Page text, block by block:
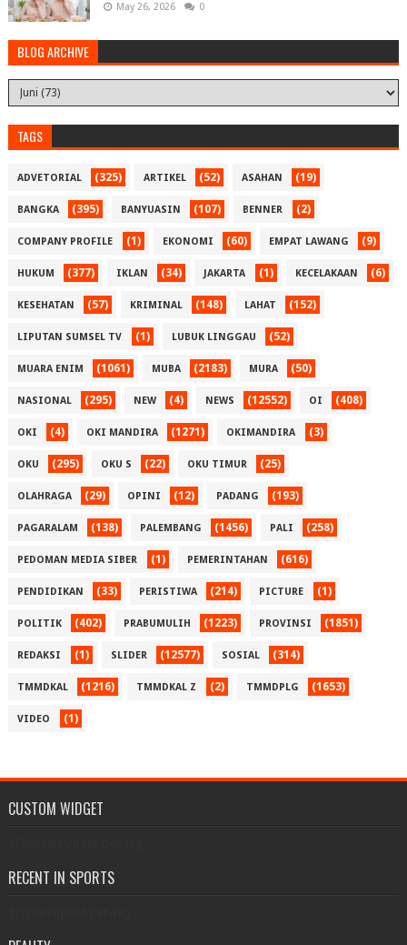
May 26, 2026 0
BLOG ARCHIVE
TAGS
ADVETORIAL (325) ARTIKEL (52) ASAHAN (19)
BANGKA (395) BANYUASIN (107) BENNER (2)
COMPANY PROFILE (1) EKONOMI (60) EMPAT LAWANG (9)
HUKUM (377) IKLAN (34) JAKARTA (1) KECELAKAAN (6)
KESEHATAN (57) KRIMINAL (148) LAHAT (152)
LIPUTAN SUMSEL TV (1) LUBUK LINGGAU (52)
MUARA ENIM (1061) MUBA (2183) MURA (50)
NASIONAL (295) NEW (4) NEWS (12552) OI (408)
OKI (4) OKI MANDIRA (1271) OKIMANDIRA (3)
OKU (295) OKU S (22) OKU TIMUR (25)
OLAHRAGA (29) OPINI (12) PADANG (193)
PAGARALAM (138) PALEMBANG (1456) PALI (258)
PEDOMAN MEDIA SIBER (1) PEMERINTAHAN (616)
PENDIDIKAN (33) PERISTIWA (214) PICTURE (1)
POLITIK (402) PRABUMULIH (1223) PROVINSI (1851)
REDAKSI (1) SLIDER (12577) SOSIAL (314)
TMMDKAL (1216) TMMDKAL Z (2) TMMDPLG (1653)
VIDEO (1)
CUSTOM WIDGET
RECENT IN SPORTS